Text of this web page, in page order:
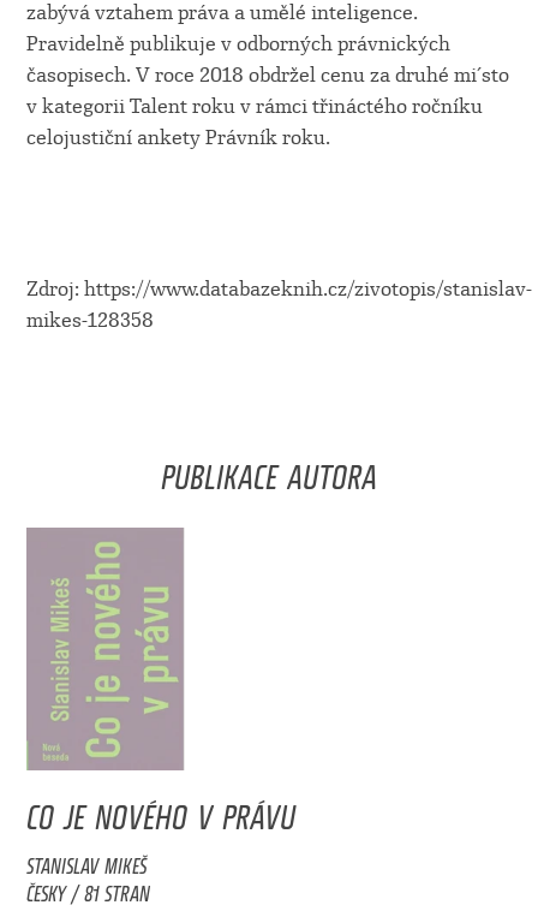
zabývá vztahem práva a umělé inteligence.
Pravidelně publikuje v odborných právnických
časopisech. V roce 2018 obdržel cenu za druhé mi´sto
v kategorii Talent roku v rámci třináctého ročníku
celojustiční ankety Právník roku.
Zdroj: https://www.databazeknih.cz/zivotopis/stanislav-
mikes-128358
PUBLIKACE AUTORA
CO JE NOVÉHO V PRÁVU
STANISLAV MIKEŠ
ČESKY / 81 STRAN